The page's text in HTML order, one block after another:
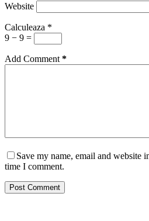
Website
Calculeaza *
9 − 9 =
Add Comment *
Save my name, email and website
time I comment.
Post Comment